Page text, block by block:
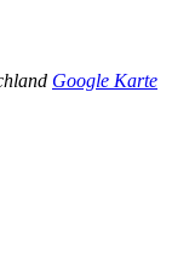
Google Karte